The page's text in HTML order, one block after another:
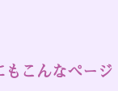
もこんなページ